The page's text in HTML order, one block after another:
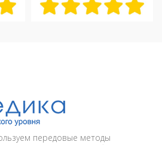
передовые методы